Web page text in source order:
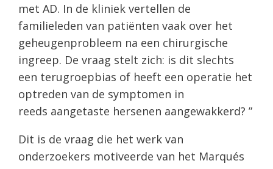
met AD. In de kliniek vertellen de
familieleden van patiënten vaak over het
geheugenprobleem na een chirurgische
ingreep. De vraag stelt zich: is dit slechts
een terugroepbias of heeft een operatie het
optreden van de symptomen in
reeds aangetaste hersenen aangewakkerd? ”
Dit is de vraag die het werk van
onderzoekers motiveerde van het Marqués